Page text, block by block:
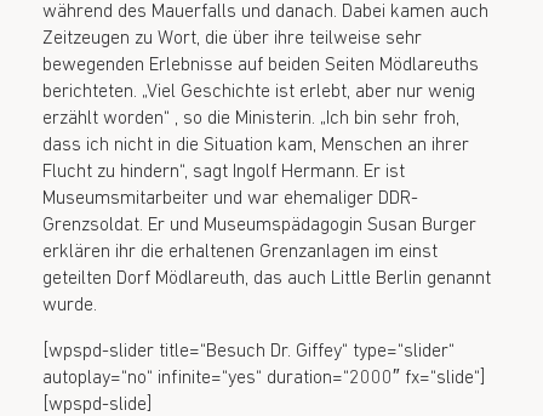
während des Mauerfalls und danach. Dabei kamen auch
Zeitzeugen zu Wort, die über ihre teilweise sehr
bewegenden Erlebnisse auf beiden Seiten Mödlareuths
berichteten. „Viel Geschichte ist erlebt, aber nur wenig
erzählt worden“ , so die Ministerin. „Ich bin sehr froh,
dass ich nicht in die Situation kam, Menschen an ihrer
Flucht zu hindern“, sagt Ingolf Hermann. Er ist
Museumsmitarbeiter und war ehemaliger DDR-
Grenzsoldat. Er und Museumspädagogin Susan Burger
erklären ihr die erhaltenen Grenzanlagen im einst
geteilten Dorf Mödlareuth, das auch Little Berlin genannt
wurde.
[wpspd-slider title=“Besuch Dr. Giffey“ type=“slider“
autoplay=“no“ infinite=“yes“ duration=“2000″ fx=“slide“]
[wpspd-slide]